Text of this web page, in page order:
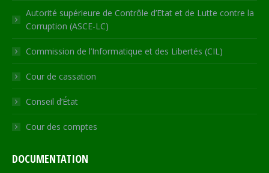
Autorité supérieure de Contrôle d’Etat et de Lutte contre la
Corruption (ASCE-LC)
Commission de l’Informatique et des Libertés (CIL)
Cour de cassation
Conseil d’État
Cour des comptes
DOCUMENTATION